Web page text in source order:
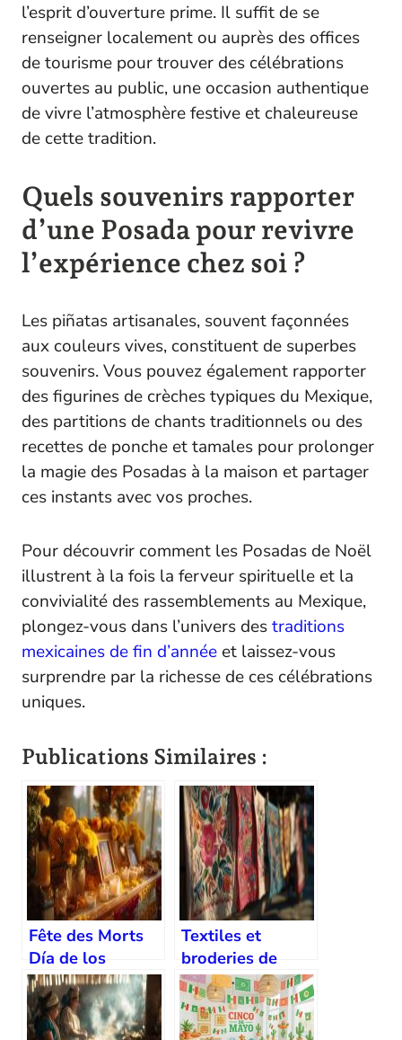
l’esprit d’ouverture prime. Il suffit de se
renseigner localement ou auprès des offices
de tourisme pour trouver des célébrations
ouvertes au public, une occasion authentique
de vivre l’atmosphère festive et chaleureuse
de cette tradition.
Quels souvenirs rapporter
d’une Posada pour revivre
l’expérience chez soi ?
Les piñatas artisanales, souvent façonnées
aux couleurs vives, constituent de superbes
souvenirs. Vous pouvez également rapporter
des figurines de crèches typiques du Mexique,
des partitions de chants traditionnels ou des
recettes de ponche et tamales pour prolonger
la magie des Posadas à la maison et partager
ces instants avec vos proches.
Pour découvrir comment les Posadas de Noël
illustrent à la fois la ferveur spirituelle et la
convivialité des rassemblements au Mexique,
plongez-vous dans l’univers destraditions
mexicaines de fin d’année et laissez-vous
surprendre par la richesse de ces célébrations
uniques.
Publications Similaires :
Fête des Morts
Día de los
Muertos au
Mexique
Textiles et
broderies de
Oaxaca